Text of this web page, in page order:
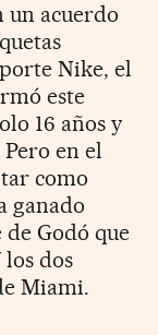
un acuerdo
Nike, el
este
16 años y
en el
como
ganado
Godó que
los dos
Miami.